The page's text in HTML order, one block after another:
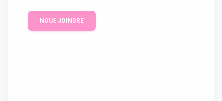
NOUS JOINDRE